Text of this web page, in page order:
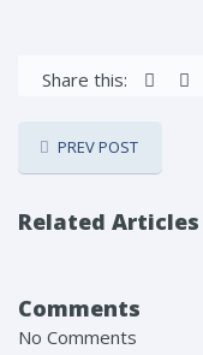
Share this:
PREV POST
Related Articles
Comments
No Comments